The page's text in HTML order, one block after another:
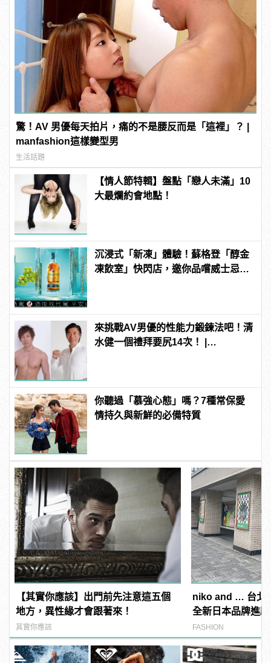
驚！AV 男優每天拍片，痛的不是腰反而是「這裡」？ |
manfashion這樣變型男
生活話題
【情人節特輯】盤點「戀人未滿」10
大最爛約會地點！
沉浸式「新凍」體驗！蘇格登「醇金
凍飲室」快閃店，邀你品嚐威士忌凍
來挑戰AV男優的性能力鍛鍊法吧！清
水健一個禮拜要尻14次！ |
你聽過「慕強心態」嗎？7種常保愛
情持久與新鮮的必備特質
【其實你應該】出門前先注意這五個
地方，異性緣才會跟著來！
其實你應該
niko and … 台北
全新日本品牌進
開跑
FASHION